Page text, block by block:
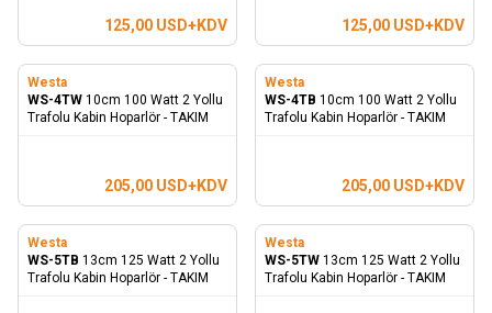
125,00 USD+KDV 125,00 USD+KDV
Westa
WS-4TW 10cm 100 Watt 2 Yollu
Trafolu Kabin Hoparlör - TAKIM
205,00 USD+KDV
Westa
WS-4TB 10cm 100 Watt 2 Yollu
Trafolu Kabin Hoparlör - TAKIM
205,00 USD+KDV
Westa
WS-5TB 13cm 125 Watt 2 Yollu
Trafolu Kabin Hoparlör - TAKIM
Westa
WS-5TW 13cm 125 Watt 2 Yollu
Trafolu Kabin Hoparlör - TAKIM